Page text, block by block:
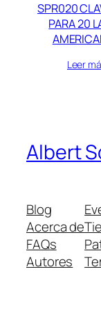
SPR020
PARA 20
Leer
Albert
Blog
Acerca de
FAQs
Autores